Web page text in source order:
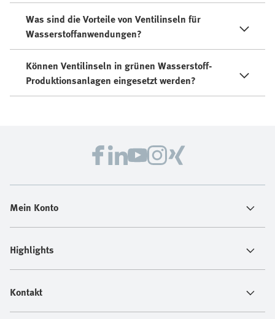
Was sind die Vorteile von Ventilinseln für
Wasserstoffanwendungen?
Können Ventilinseln in grünen Wasserstoff-
Produktionsanlagen eingesetzt werden?
Mein Konto
Highlights
Kontakt